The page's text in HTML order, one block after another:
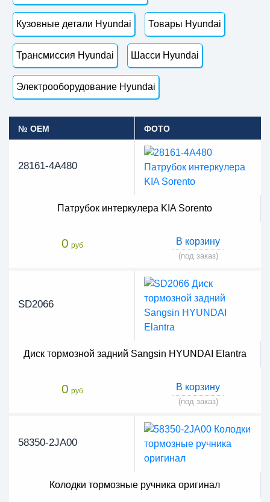
Кузовные детали Hyundai Товары Hyundai
Трансмиссия Hyundai Шасси Hyundai
Электрооборудование Hyundai
№ OEM ФОТО
28161-4A480
Патрубок интеркулера KIA Sorento
0 руб В корзину
(под заказ)
SD2066
Диск тормозной задний Sangsin HYUNDAI Elantra
0 руб В корзину
(под заказ)
58350-2JA00
Колодки тормозные ручника оригинал